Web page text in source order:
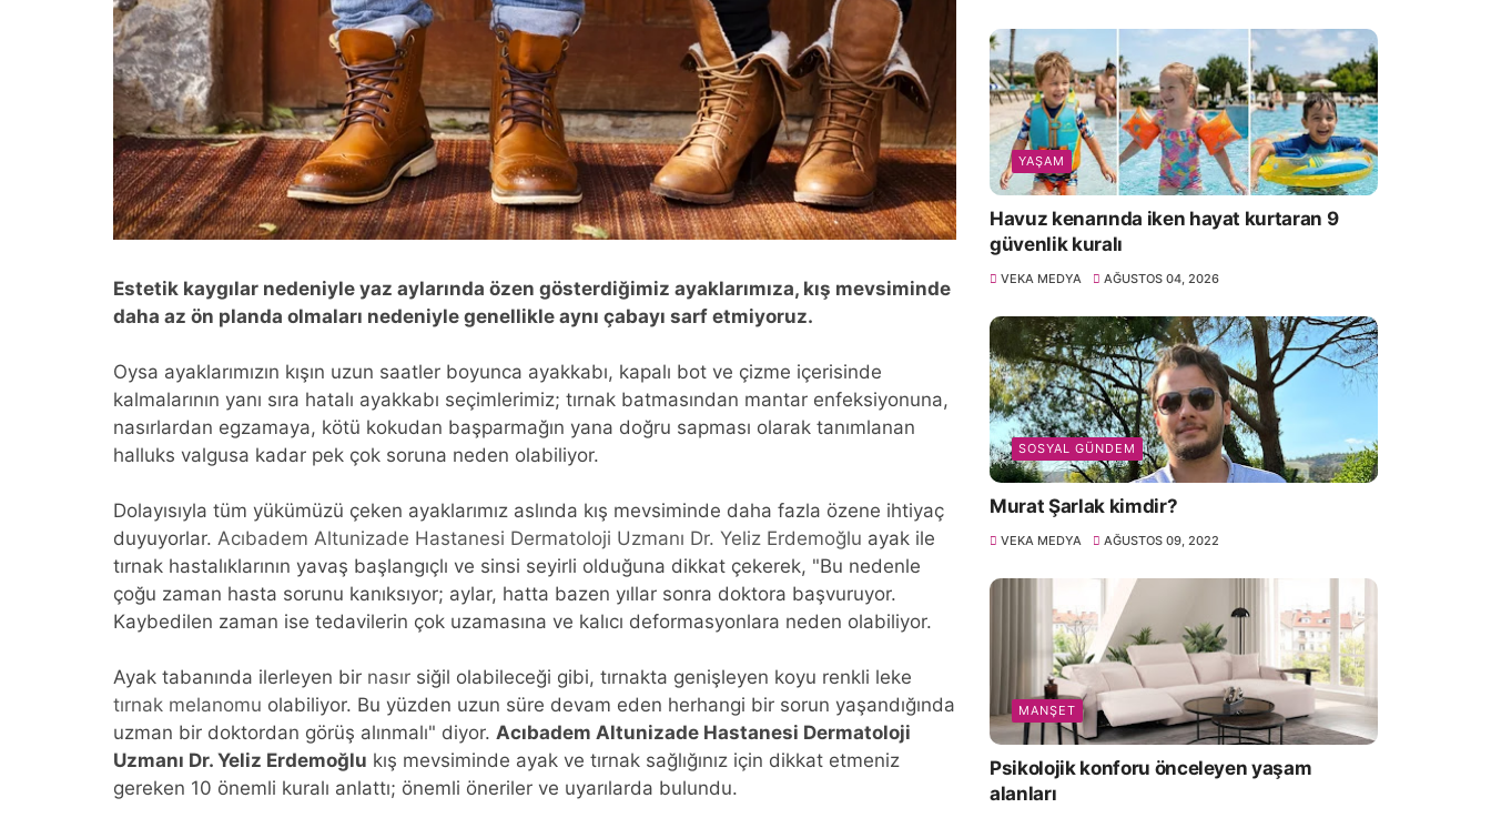
Estetik kaygılar nedeniyle yaz aylarında özen gösterdiğimiz ayaklarımıza, kış mevsiminde
daha az ön planda olmaları nedeniyle genellikle aynı çabayı sarf etmiyoruz.
Oysa ayaklarımızın kışın uzun saatler boyunca ayakkabı, kapalı bot ve çizme içerisinde
kalmalarının yanı sıra hatalı ayakkabı seçimlerimiz; tırnak batmasından mantar enfeksiyonuna,
nasırlardan egzamaya, kötü kokudan başparmağın yana doğru sapması olarak tanımlanan
halluks valgusa kadar pek çok soruna neden olabiliyor.
Dolayısıyla tüm yükümüzü çeken ayaklarımız aslında kış mevsiminde daha fazla özene ihtiyaç
duyuyorlar. Acıbadem Altunizade Hastanesi Dermatoloji Uzmanı Dr. Yeliz Erdemoğlu ayak ile
tırnak hastalıklarının yavaş başlangıçlı ve sinsi seyirli olduğuna dikkat çekerek, "Bu nedenle
çoğu zaman hasta sorunu kanıksıyor; aylar, hatta bazen yıllar sonra doktora başvuruyor.
Kaybedilen zaman ise tedavilerin çok uzamasına ve kalıcı deformasyonlara neden olabiliyor.
Ayak tabanında ilerleyen bir nasır siğil olabileceği gibi, tırnakta genişleyen koyu renkli leke
tırnak melanomu olabiliyor. Bu yüzden uzun süre devam eden herhangi bir sorun yaşandığında
uzman bir doktordan görüş alınmalı" diyor. Acıbadem Altunizade Hastanesi Dermatoloji
Uzmanı Dr. Yeliz Erdemoğlu kış mevsiminde ayak ve tırnak sağlığınız için dikkat etmeniz
gereken 10 önemli kuralı anlattı; önemli öneriler ve uyarılarda bulundu.
YAŞAM
Havuz kenarında iken hayat kurtaran 9
güvenlik kuralı
VEKA MEDYA AĞUSTOS 04, 2026
SOSYAL GÜNDEM
Murat Şarlak kimdir?
VEKA MEDYA AĞUSTOS 09, 2022
MANŞET
Psikolojik konforu önceleyen yaşam
alanları